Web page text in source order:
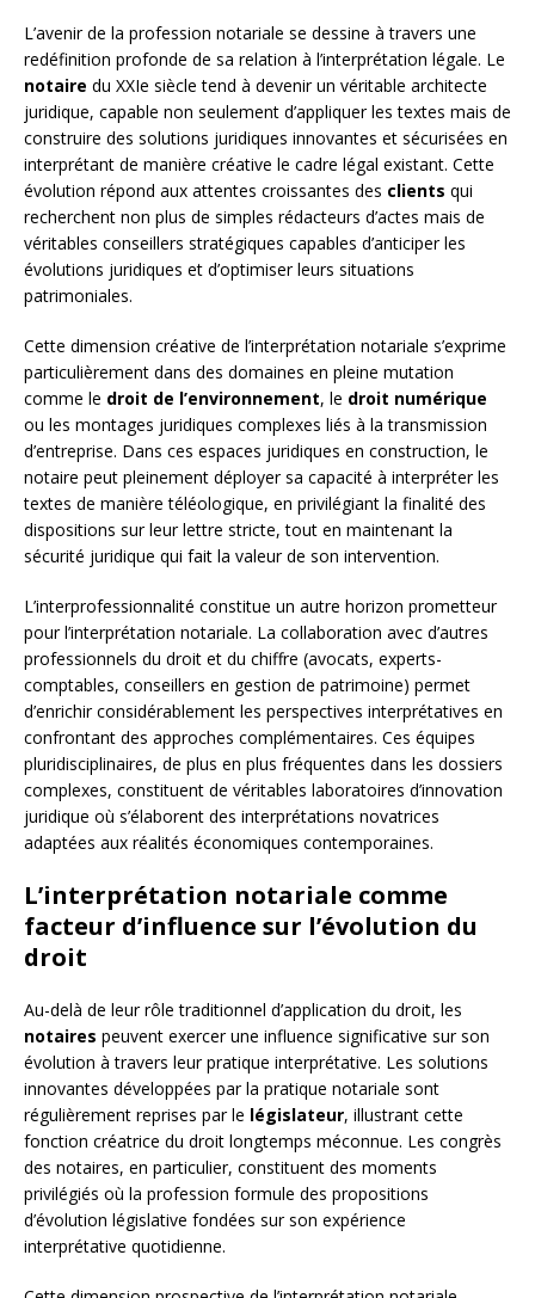
L’avenir de la profession notariale se dessine à travers une
redéfinition profonde de sa relation à l’interprétation légale. Le
notaire du XXIe siècle tend à devenir un véritable architecte
juridique, capable non seulement d’appliquer les textes mais de
construire des solutions juridiques innovantes et sécurisées en
interprétant de manière créative le cadre légal existant. Cette
évolution répond aux attentes croissantes des clients qui
recherchent non plus de simples rédacteurs d’actes mais de
véritables conseillers stratégiques capables d’anticiper les
évolutions juridiques et d’optimiser leurs situations
patrimoniales.
Cette dimension créative de l’interprétation notariale s’exprime
particulièrement dans des domaines en pleine mutation
comme le droit de l’environnement, le droit numérique
ou les montages juridiques complexes liés à la transmission
d’entreprise. Dans ces espaces juridiques en construction, le
notaire peut pleinement déployer sa capacité à interpréter les
textes de manière téléologique, en privilégiant la finalité des
dispositions sur leur lettre stricte, tout en maintenant la
sécurité juridique qui fait la valeur de son intervention.
L’interprofessionnalité constitue un autre horizon prometteur
pour l’interprétation notariale. La collaboration avec d’autres
professionnels du droit et du chiffre (avocats, experts-
comptables, conseillers en gestion de patrimoine) permet
d’enrichir considérablement les perspectives interprétatives en
confrontant des approches complémentaires. Ces équipes
pluridisciplinaires, de plus en plus fréquentes dans les dossiers
complexes, constituent de véritables laboratoires d’innovation
juridique où s’élaborent des interprétations novatrices
adaptées aux réalités économiques contemporaines.
L’interprétation notariale comme
facteur d’influence sur l’évolution du
droit
Au-delà de leur rôle traditionnel d’application du droit, les
notaires peuvent exercer une influence significative sur son
évolution à travers leur pratique interprétative. Les solutions
innovantes développées par la pratique notariale sont
régulièrement reprises par le législateur, illustrant cette
fonction créatrice du droit longtemps méconnue. Les congrès
des notaires, en particulier, constituent des moments
privilégiés où la profession formule des propositions
d’évolution législative fondées sur son expérience
interprétative quotidienne.